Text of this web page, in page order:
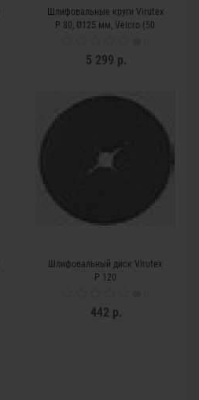
Шлифовальные круги Virutex
P 80, Ø125 мм, Velcro (50
5 299 р.
Шлифовальный диск Virutex
P 120
442 р.